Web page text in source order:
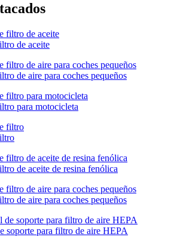
de aceite
de aire para coches pequeños
para motocicleta
de aceite de resina fenólica
de aire para coches pequeños
soporte para filtro de aire HEPA